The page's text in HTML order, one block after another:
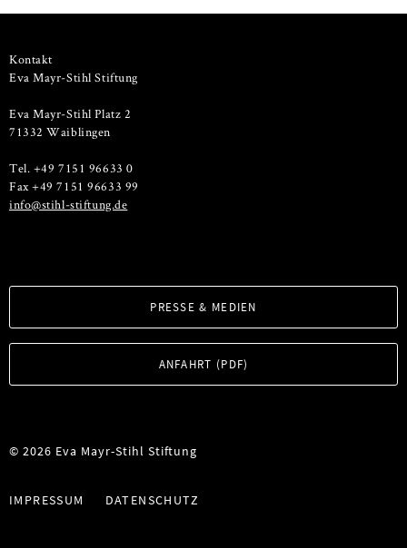
Kontakt
Eva Mayr-Stihl Stiftung
Eva Mayr-Stihl Platz 2
71332 Waiblingen
Tel. +49 7151 96633 0
Fax +49 7151 96633 99
info@stihl-stiftung.de
PRESSE & MEDIEN
ANFAHRT (PDF)
© 2026 Eva Mayr-Stihl Stiftung
IMPRESSUM DATENSCHUTZ